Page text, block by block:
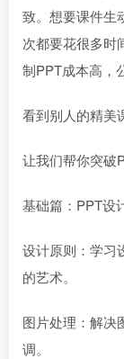
致。想要课件生
次都要花很多时
制PPT成本高，
看到别人的精美
让我们帮你突破
基础篇：PPT设
设计原则：学习
的艺术。
图片处理：解决
调。